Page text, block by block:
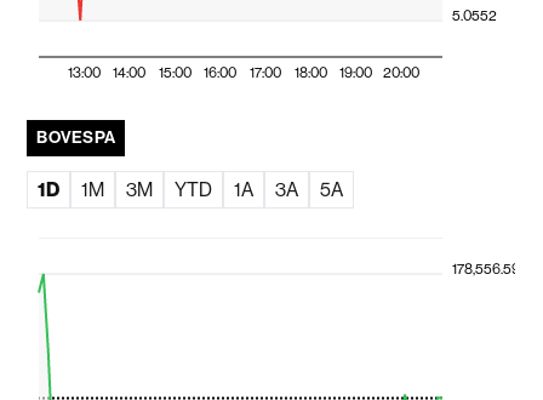
13:00 14:00 15:00 16:00 17:00 18:00 19:00 20:00
5.0552
BOVESPA
1D 1M 3M YTD 1A 3A 5A
178,556.59